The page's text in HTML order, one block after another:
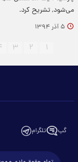
می‌شود, تشریح کرد.
۵ آذر ۱۳۹۴
۱ ۲ ۳
گپ تلگرام